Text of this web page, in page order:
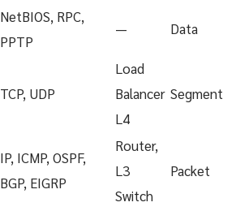
NetBIOS, RPC,
PPTP
— Data
TCP, UDP
Load
Balancer
L4
Segment
IP, ICMP, OSPF,
BGP, EIGRP
Router,
L3
Switch
Packet